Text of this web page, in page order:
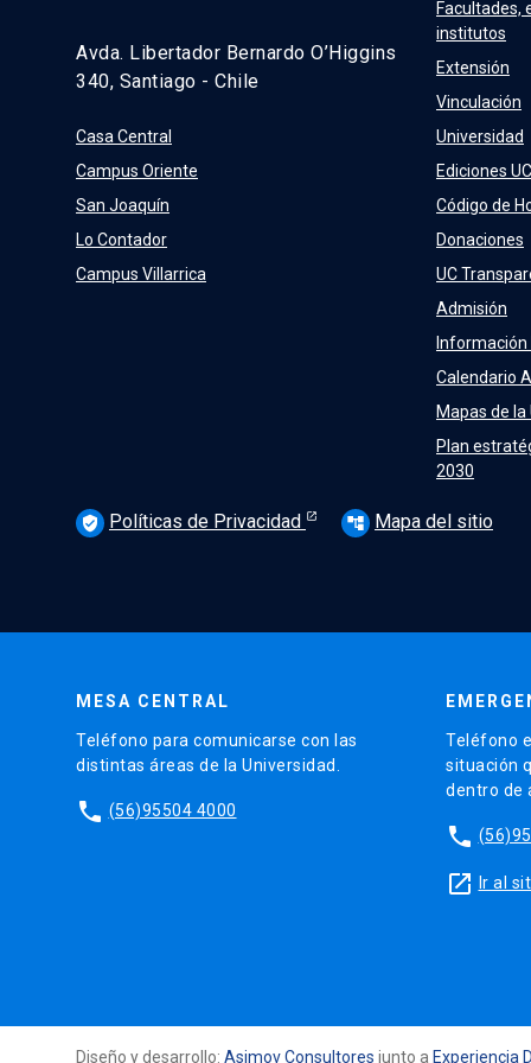
Avda. Libertador Bernardo O’Higgins
340, Santiago - Chile
Casa Central
Campus Oriente
San Joaquín
Lo Contador
Campus Villarrica
Facultades,
institutos
Extensión
Vinculación
Universidad
Ediciones UC
Código de
Donaciones
UC
Admisión
Información
Calendario
Mapas de la
Plan
2030
verified_user Políticas de Privacidad account_tree Mapa del sitio
MESA CENTRAL
Teléfono para comunicarse con las
distintas áreas de la Universidad.
phone (56)95504 4000
Teléfono
situación
dentro de
phone
launch Ir al
Diseño y desarrollo: Asimov Consultores junto a Experiencia